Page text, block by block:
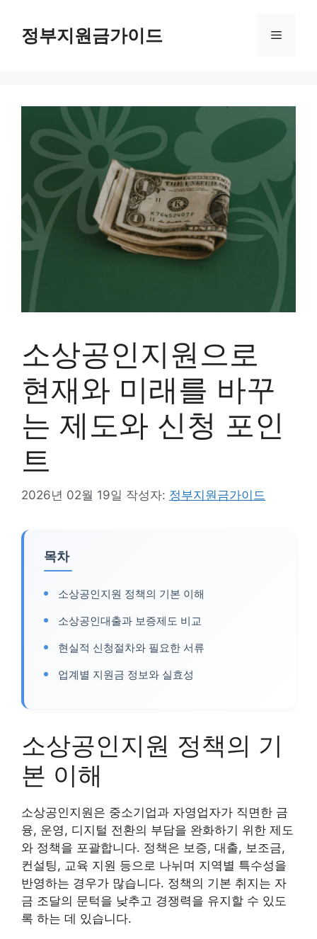
정부지원금가이드 메
소상공인지원으로
현재와 미래를 바꾸
는 제도와 신청 포인
트
2026년 02월 19일 작성자: 정부지원금가이드
목차
소상공인지원 정책의 기본 이해
소상공인대출과 보증제도 비교
현실적 신청절차와 필요한 서류
업계별 지원금 정보와 실효성
소상공인지원 정책의 기
본 이해
소상공인지원은 중소기업과 자영업자가 직면한 금
융, 운영, 디지털 전환의 부담을 완화하기 위한 제도
와 정책을 포괄합니다. 정책은 보증, 대출, 보조금,
컨설팅, 교육 지원 등으로 나뉘며 지역별 특수성을
반영하는 경우가 많습니다. 정책의 기본 취지는 자
금 조달의 문턱을 낮추고 경쟁력을 유지할 수 있도
록 하는 데 있습니다.